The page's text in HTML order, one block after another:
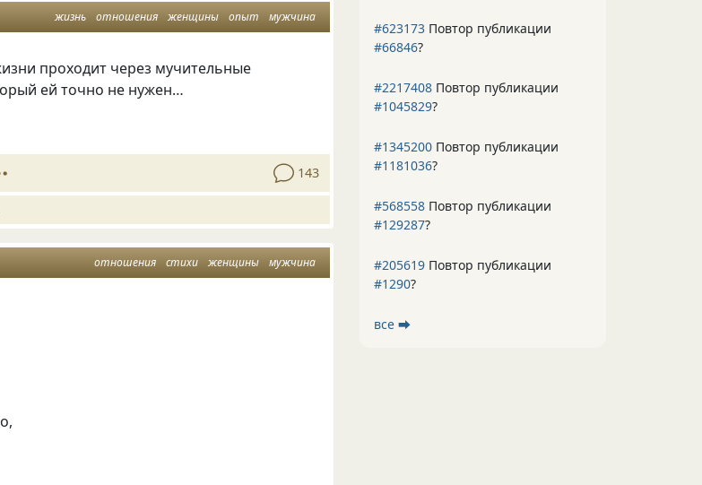
жизнь отношения женщины опыт мужчина
проходит через мучительные
ей точно не нужен…
143
отношения стихи женщины мужчина
#623173 Повтор публикации
#66846?
#2217408 Повтор публикации
#1045829?
#1345200 Повтор публикации
#1181036?
#568558 Повтор публикации
#129287?
#205619 Повтор публикации
#1290?
все ⮕